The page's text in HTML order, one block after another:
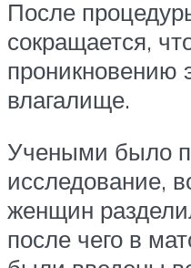
После
сокращается,
проникновению
влагалище.
Учеными было
исследование,
женщин
после чего в